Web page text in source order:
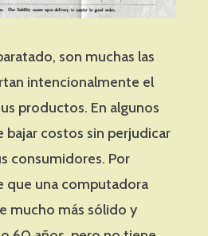
son muchas las
intencionalmente el
productos. En algunos
bajar costos sin perjudicar
consumidores. Por
que una computadora
mucho más sólido y